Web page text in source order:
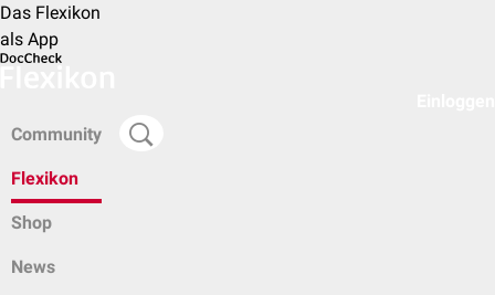
Das Flexikon
als App
Community
Flexikon
Shop
News